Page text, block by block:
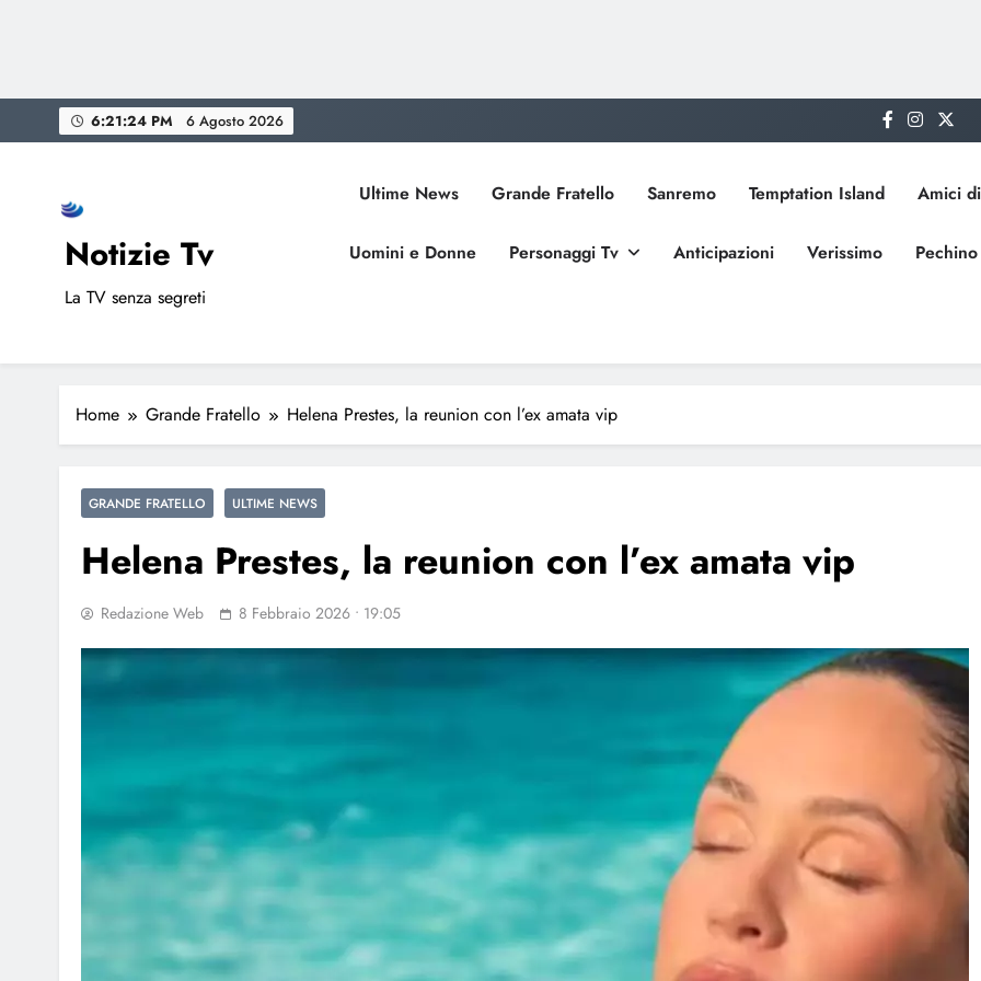
to
6:21:26 PM 6 Agosto 2026
Notizie Tv
La TV senza segreti
Ultime News Grande Fratello Sanremo Temptation Island Amici
Uomini e Donne Personaggi Tv Anticipazioni Verissimo
Home Grande Fratello Helena Prestes, la reunion con l’ex amata vip
GRANDE FRATELLO ULTIME NEWS
Helena Prestes, la reunion con l’ex amata vip
Redazione Web 8 Febbraio 2026 • 19:05